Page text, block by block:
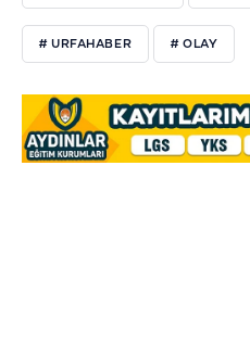
# URFAHABER # OLAY